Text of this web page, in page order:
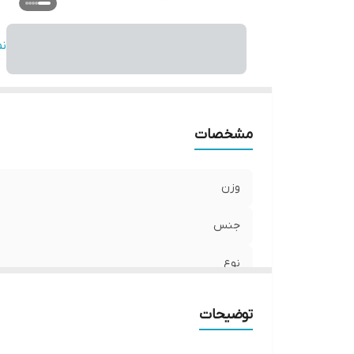
مشخصات
وزن
جنس
نوع
توضیحات